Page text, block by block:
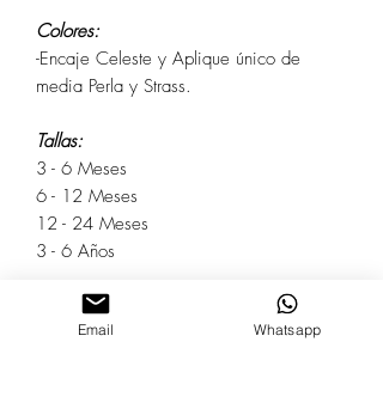
Colores:
-Encaje Celeste y Aplique único de
media Perla y Strass.
Tallas:
3 - 6 Meses
6 - 12 Meses
12 - 24 Meses
3 - 6 Años
Email Whatsapp